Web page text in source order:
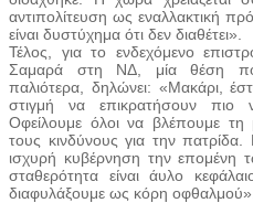
αντιπολίτευση ως εναλλακτική
είναι δυστύχημα ότι δεν διαθέτει».
Τέλος, για το ενδεχόμενο
Σαμαρά στη ΝΔ, μία θέση
παλιότερα, δηλώνει: «Μακάρι,
στιγμή να επικρατήσουν πιο
Οφείλουμε όλοι να βλέπουμε τη
τους κινδύνους για την πατρίδα.
ισχυρή κυβέρνηση την επομένη
σταθερότητα είναι άυλο
διαφυλάξουμε ως κόρη οφθαλμού».